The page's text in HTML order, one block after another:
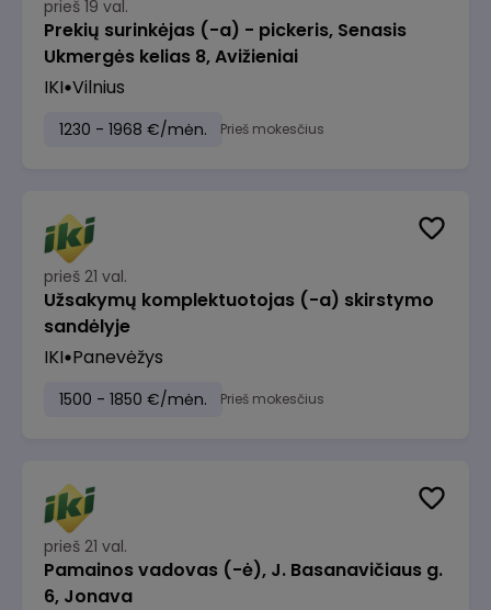
prieš 19 val.
Prekių surinkėjas (-a) - pickeris, Senasis
Ukmergės kelias 8, Avižieniai
IKI Vilnius
1230 - 1968 €/mėn. Prieš mokesčius
prieš 21 val.
Užsakymų komplektuotojas (-a) skirstymo
sandėlyje
IKI Panevėžys
1500 - 1850 €/mėn. Prieš mokesčius
prieš 21 val.
Pamainos vadovas (-ė), J. Basanavičiaus g.
6, Jonava